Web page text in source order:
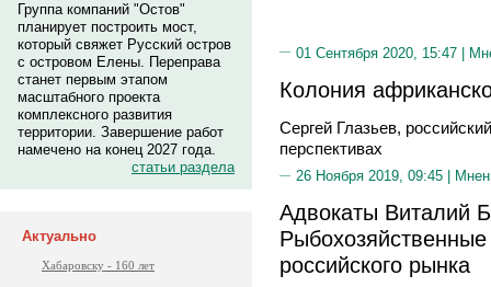
Группа компаний "Остов"
планирует построить мост,
который свяжет Русский остров
с островом Елены. Переправа
станет первым этапом
масштабного проекта
комплексного развития
территории. Завершение работ
намечено на конец 2027 года.
статьи раздела
Актуально
Хабаровску - 160 лет
01 Сентября 2020, 15:47 |
Колония
Сергей Глазьев,
перспективах
26 Ноября 2019, 09:45 |
Адвокаты Виталий
российского рынка